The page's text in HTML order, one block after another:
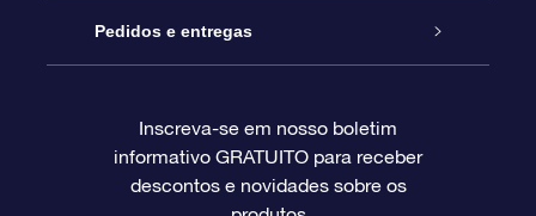
Blog
Avaliações
Pacote de presente da OSR
O cartão de presente da OSR
Star Register
Página estelar personalizada
Pedidos e entregas
Informações de pagamento
Inscreva-se em nosso boletim
informativo GRATUITO para receber
descontos e novidades sobre os